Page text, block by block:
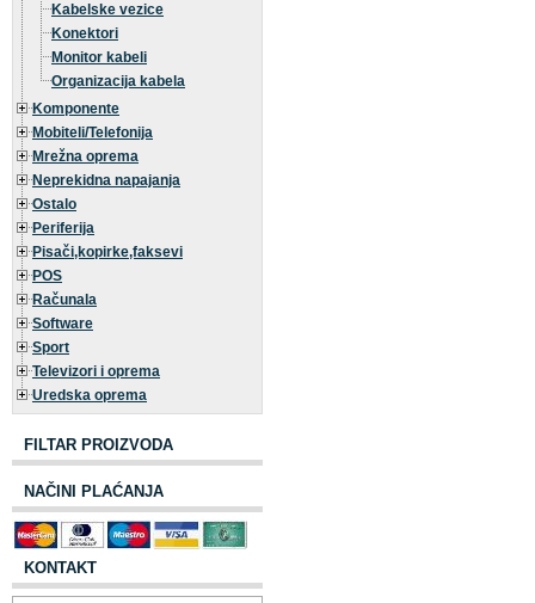
Kabelske vezice
Konektori
Monitor kabeli
Organizacija kabela
Komponente
Mobiteli/Telefonija
Mrežna oprema
Neprekidna napajanja
Ostalo
Periferija
Pisači,kopirke,faksevi
POS
Računala
Software
Sport
Televizori i oprema
Uredska oprema
FILTAR PROIZVODA
NAČINI PLAĆANJA
KONTAKT